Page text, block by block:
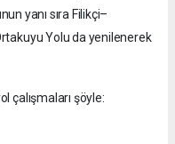
yanı sıra Filikçi–
Yolu da yenilenerek
çalışmaları şöyle: